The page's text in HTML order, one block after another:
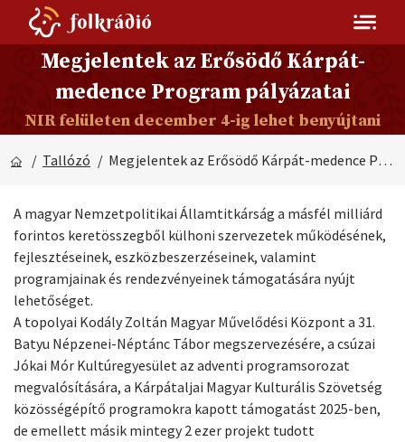
Megjelentek az Erősödő Kárpát-
medence Program pályázatai
NIR felületen december 4-ig lehet benyújtani
/ Tallózó / Megjelentek az Erősödő Kárpát-medence Program pályázatai
A magyar Nemzetpolitikai Államtitkárság a másfél milliárd
forintos keretösszegből külhoni szervezetek működésének,
fejlesztéseinek, eszközbeszerzéseinek, valamint
programjainak és rendezvényeinek támogatására nyújt
lehetőséget.
A topolyai Kodály Zoltán Magyar Művelődési Központ a 31.
Batyu Népzenei-Néptánc Tábor megszervezésére, a csúzai
Jókai Mór Kultúregyesület az adventi programsorozat
megvalósítására, a Kárpátaljai Magyar Kulturális Szövetség
közösségépítő programokra kapott támogatást 2025-ben,
de emellett másik mintegy 2 ezer projekt tudott